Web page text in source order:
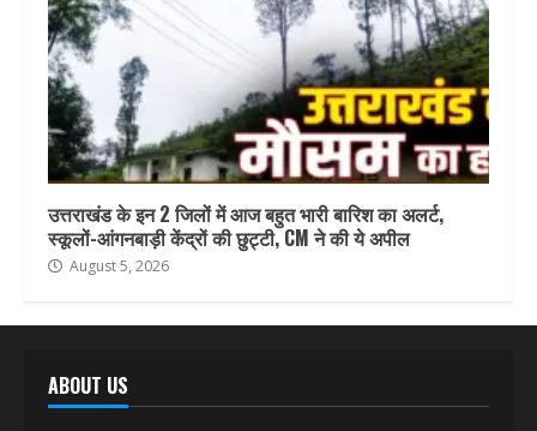
उत्तराखंड के इन 2 जिलों में आज बहुत भारी बारिश का अलर्ट,
स्कूलों-आंगनबाड़ी केंद्रों की छुट्टी, CM ने की ये अपील
August 5, 2026
ABOUT US